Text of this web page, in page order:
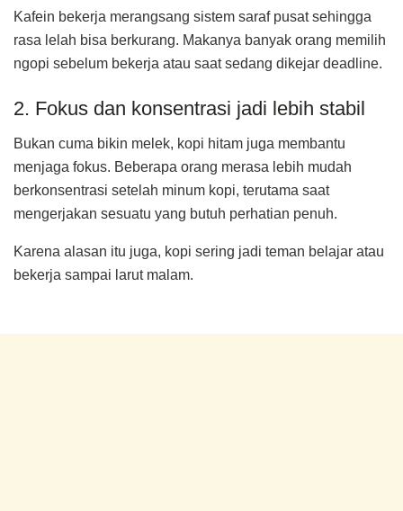
Kafein bekerja merangsang sistem saraf pusat sehingga
rasa lelah bisa berkurang. Makanya banyak orang memilih
ngopi sebelum bekerja atau saat sedang dikejar deadline.
2. Fokus dan konsentrasi jadi lebih stabil
Bukan cuma bikin melek, kopi hitam juga membantu
menjaga fokus. Beberapa orang merasa lebih mudah
berkonsentrasi setelah minum kopi, terutama saat
mengerjakan sesuatu yang butuh perhatian penuh.
Karena alasan itu juga, kopi sering jadi teman belajar atau
bekerja sampai larut malam.